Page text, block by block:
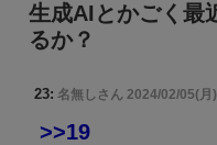
生成AIとかごく最
るか？
23: 名無しさん 2024/02/05(月
>>19